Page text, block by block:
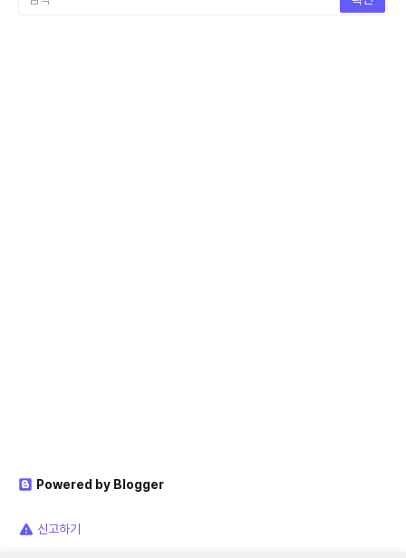
Powered by Blogger
신고하기